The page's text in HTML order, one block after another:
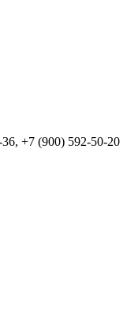
+7 (900) 592-50-20